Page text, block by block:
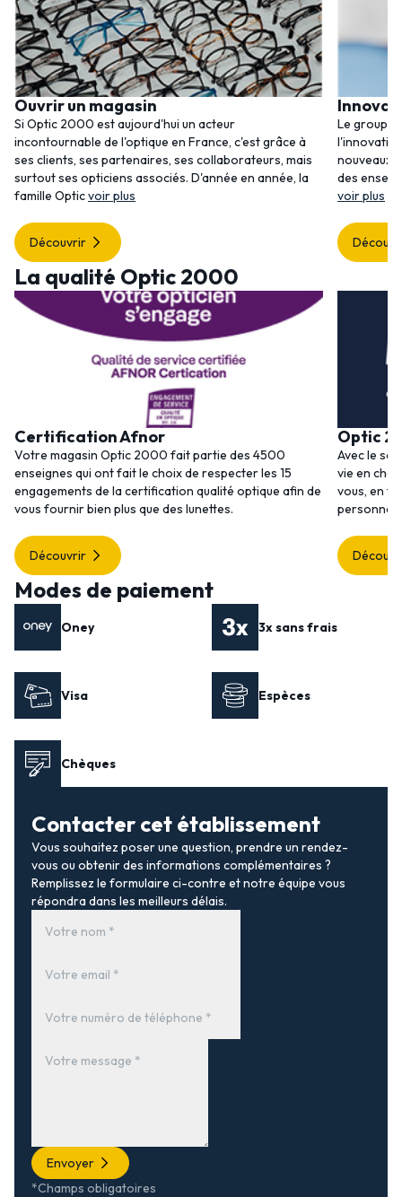
Ouvrir un magasin
Si Optic 2000 est aujourd'hui un acteur
incontournable de l'optique en France, c'est grâce à
ses clients, ses partenaires, ses collaborateurs, mais
surtout ses opticiens associés. D'année en année, la
famille Opticvoir plus
Découvrir
Le
nouveaux
des
voir plus
La qualité Optic 2000
Certification Afnor
Votre magasin Optic 2000 fait partie des 4500
enseignes qui ont fait le choix de respecter les 15
engagements de la certification qualité optique afin de
vous fournir bien plus que des lunettes.
Découvrir
Optic
Avec le
vie en
vous, en
Modes de paiement
Oney 3x sans frais
Visa Espèces
Chèques
Contacter cet établissement
Vous souhaitez poser une question, prendre un rendez-
vous ou obtenir des informations complémentaires ?
Remplissez le formulaire ci-contre et notre équipe vous
répondra dans les meilleurs délais.
Envoyer
*Champs obligatoires